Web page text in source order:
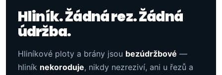
Hliník. Žádná rez. Žádná
údržba.
Hliníkové ploty a brány jsou bezúdržbové —
hliník nekoroduje, nikdy nezreziví, ani u řezů a